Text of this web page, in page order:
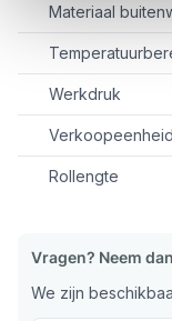
Materiaal
Werkdruk
Verkoopeenheid
Rollengte
Vragen? Neem
We zijn